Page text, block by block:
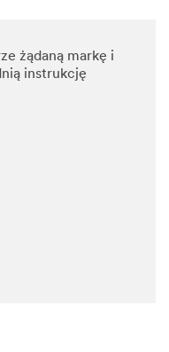
żądaną markę i
instrukcję